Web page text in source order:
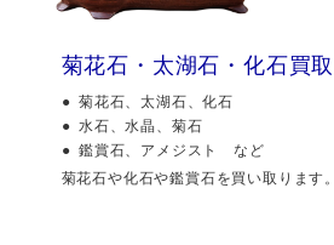
菊花石・太湖石・化石買取
菊花石、太湖石、化石
水石、水晶、菊石
鑑賞石、アメジスト など
菊花石や化石や鑑賞石を買い取ります。